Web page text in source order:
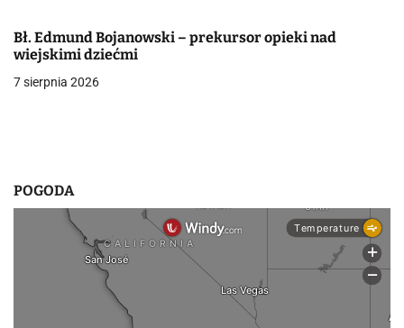
u
Bł. Edmund Bojanowski – prekursor opieki nad
wiejskimi dziećmi
7 sierpnia 2026
POGODA